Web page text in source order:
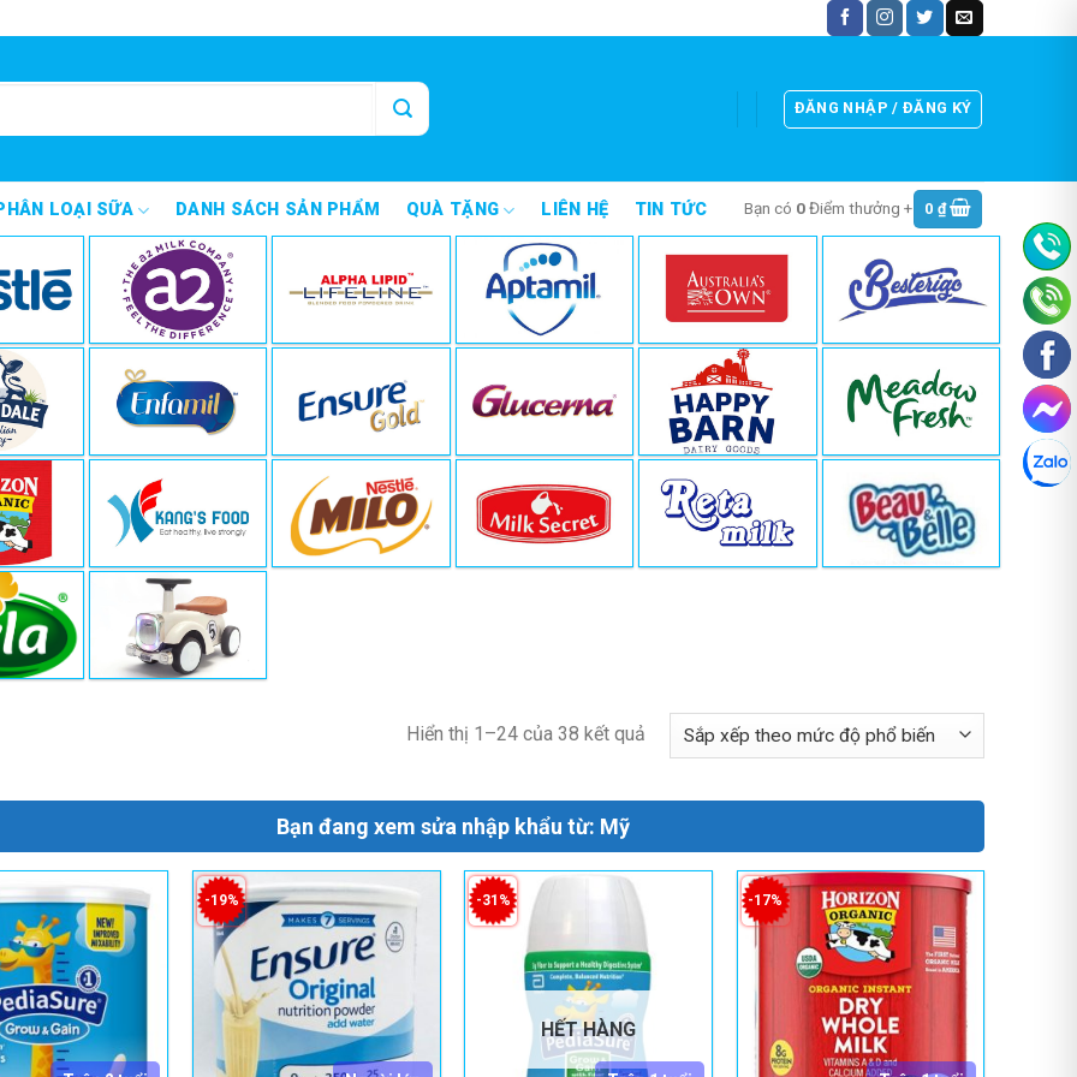
ĐĂNG NHẬP / ĐĂNG KÝ
LOẠI SỮA DANH SÁCH SẢN PHẨM QUÀ TẶNG LIÊN HỆ TIN TỨC Bạn có 0Điểm thưởng + 0 ₫
Hiển thị 1–24 của 38 kết quả
Bạn đang xem sửa nhập khẩu từ: Mỹ
-19% -31%
HẾT HÀNG
-17%